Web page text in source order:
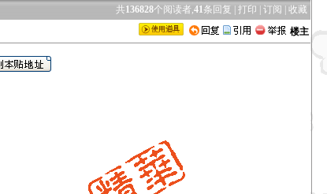
共136828个阅读者,41条回复 |打印 |订阅 |收藏
楼主